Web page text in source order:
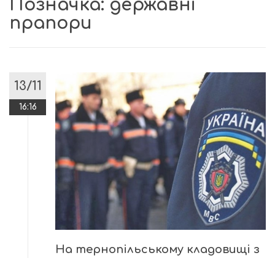
Позначка: державні
прапори
13/11
16:16
На тернопільському кладовищі з